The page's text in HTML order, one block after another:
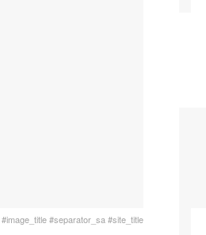
#image_title #separator_sa #site_title